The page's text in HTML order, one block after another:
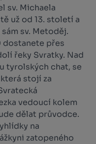
sv. Michaela
už od 13. století a
sv. Metoděj.
dostanete přes
řeky Svratky. Nad
tyrolských chat, se
stojí za
vedoucí kolem
dělat průvodce.
na
zatopeného